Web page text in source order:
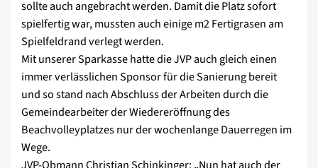
sollte auch angebracht werden. Damit die Platz sofort
spielfertig war, mussten auch einige m2 Fertigrasen am
Spielfeldrand verlegt werden.
Mit unserer Sparkasse hatte die JVP auch gleich einen
immer verlässlichen Sponsor für die Sanierung bereit
und so stand nach Abschluss der Arbeiten durch die
Gemeindearbeiter der Wiedereröffnung des
Beachvolleyplatzes nur der wochenlange Dauerregen im
Wege.
JVP-Obmann Christian Schinkinger: „Nun hat auch der